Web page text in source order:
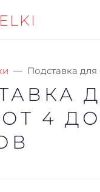
Подставка
4